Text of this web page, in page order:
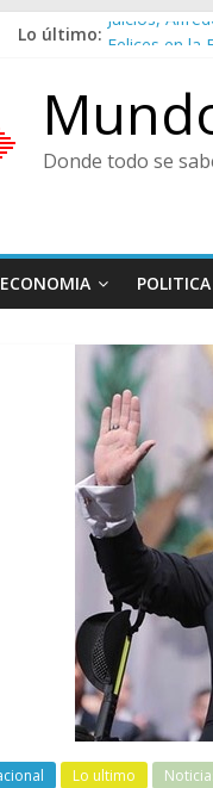
Lo último: Juicios,
Café
Ministra de
De Cara al
Donde todo se
ECONOMIA POLITICA
Lo ultimo